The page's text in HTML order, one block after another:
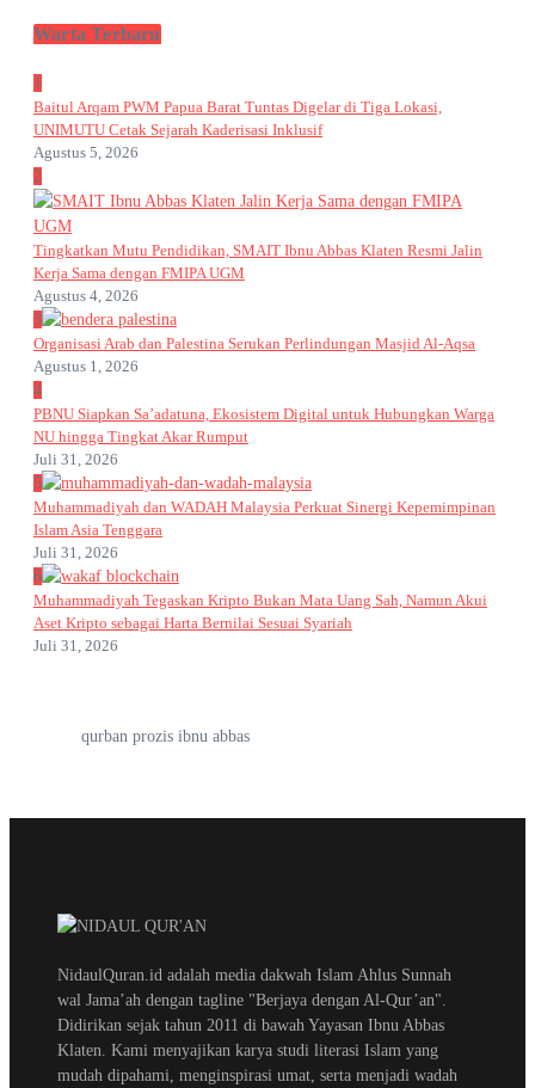
Warta Terbaru
1
Baitul Arqam PWM Papua Barat Tuntas Digelar di Tiga Lokasi,
UNIMUTU Cetak Sejarah Kaderisasi Inklusif
Agustus 5, 2026
2
Tingkatkan Mutu Pendidikan, SMAIT Ibnu Abbas Klaten Resmi Jalin
Kerja Sama dengan FMIPA UGM
Agustus 4, 2026
3
Organisasi Arab dan Palestina Serukan Perlindungan Masjid Al-Aqsa
Agustus 1, 2026
4
PBNU Siapkan Sa’adatuna, Ekosistem Digital untuk Hubungkan Warga
NU hingga Tingkat Akar Rumput
Juli 31, 2026
5
Muhammadiyah dan WADAH Malaysia Perkuat Sinergi Kepemimpinan
Islam Asia Tenggara
Juli 31, 2026
6
Muhammadiyah Tegaskan Kripto Bukan Mata Uang Sah, Namun Akui
Aset Kripto sebagai Harta Bernilai Sesuai Syariah
Juli 31, 2026
qurban prozis ibnu abbas
NidaulQuran.id adalah media dakwah Islam Ahlus Sunnah
wal Jama’ah dengan tagline "Berjaya dengan Al-Qur’an".
Didirikan sejak tahun 2011 di bawah Yayasan Ibnu Abbas
Klaten. Kami menyajikan karya studi literasi Islam yang
mudah dipahami, menginspirasi umat, serta menjadi wadah